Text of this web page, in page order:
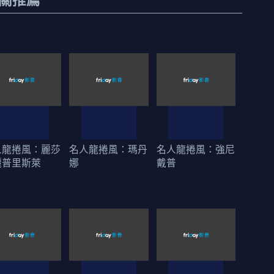
捲風：麗莎
里斯萊
名人龍捲風：瑪丹
娜
名人龍捲風：強尼
戴普